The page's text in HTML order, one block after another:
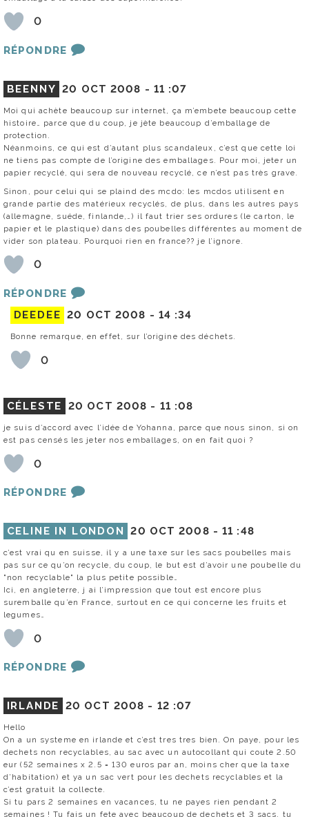
0
RÉPONDRE
BEENNY 20 OCT 2008 - 11 :07
Moi qui achète beaucoup sur internet, ça m’embete beaucoup cette
histoire… parce que du coup, je jète beaucoup d’emballage de
protection.
Néanmoins, ce qui est d’autant plus scandaleux, c’est que cette loi
ne tiens pas compte de l’origine des emballages. Pour moi, jeter un
papier recyclé, qui sera de nouveau recyclé, ce n’est pas très grave.
Sinon, pour celui qui se plaind des mcdo: les mcdos utilisent en
grande partie des matérieux recyclés, de plus, dans les autres pays
(allemagne, suéde, finlande,…) il faut trier ses ordures (le carton, le
papier et le plastique) dans des poubelles différentes au moment de
vider son plateau. Pourquoi rien en france?? je l’ignore.
0
RÉPONDRE
DEEDEE 20 OCT 2008 - 14 :34
Bonne remarque, en effet, sur l’origine des déchets.
0
CÉLESTE 20 OCT 2008 - 11 :08
je suis d’accord avec l’idée de Yohanna, parce que nous sinon, si on
est pas censés les jeter nos emballages, on en fait quoi ?
0
RÉPONDRE
CELINE IN LONDON 20 OCT 2008 -11 :48
c’est vrai qu en suisse, il y a une taxe sur les sacs poubelles mais
pas sur ce qu’on recycle, du coup, le but est d’avoir une poubelle du
"non recyclable" la plus petite possible…
Ici, en angleterre, j ai l’impression que tout est encore plus
suremballe qu’en France, surtout en ce qui concerne les fruits et
legumes…
0
RÉPONDRE
IRLANDE 20 OCT 2008 - 12 :07
Hello
On a un systeme en irlande et c’est tres tres bien. On paye, pour les
dechets non recyclables, au sac avec un autocollant qui coute 2.50
eur (52 semaines x 2.5 = 130 euros par an, moins cher que la taxe
d’habitation) et ya un sac vert pour les dechets recyclables et la
c’est gratuit la collecte.
Si tu pars 2 semaines en vacances, tu ne payes rien pendant 2
semaines ! Tu fais un fete avec beaucoup de dechets et 3 sacs, tu